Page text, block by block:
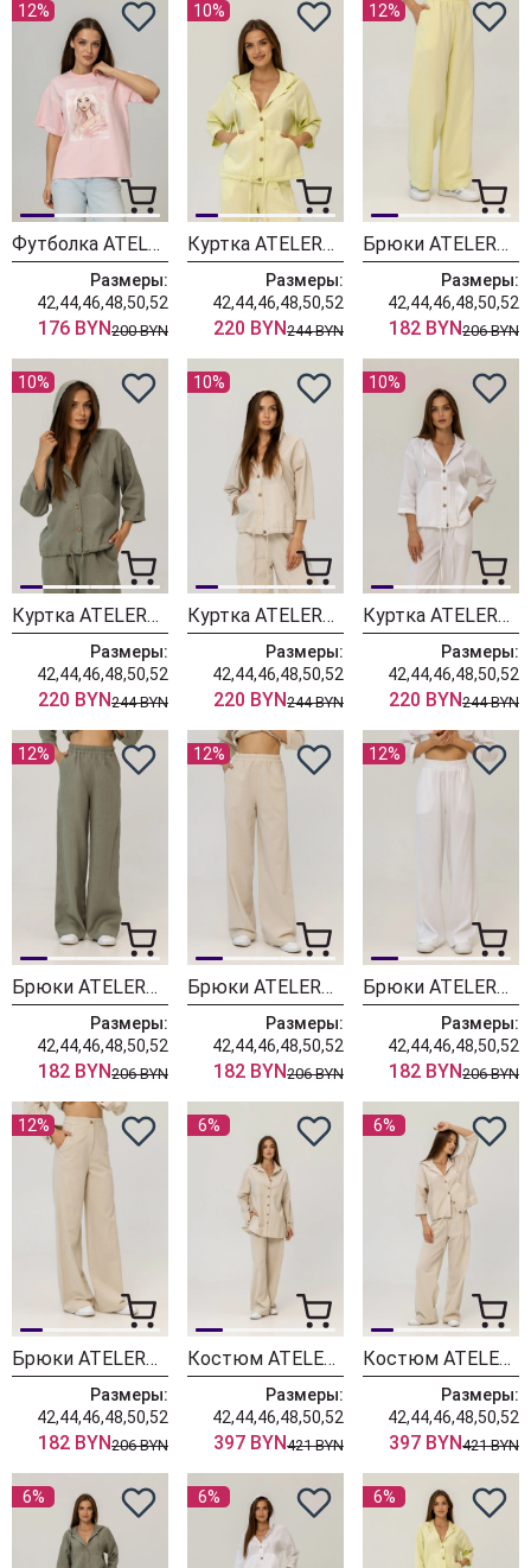
12%
Футболка ATELERO 1134 розовый
Размеры:
42,44,46,48,50,52
176 BYN200 BYN
10%
Куртка ATELERO 1133С/салатовый
Размеры:
42,44,46,48,50,52
220 BYN244 BYN
12%
Брюки ATELERO 1132С салатовый
Размеры:
42,44,46,48,50,52
182 BYN206 BYN
10%
Куртка ATELERO 1133П/полынь
Размеры:
42,44,46,48,50,52
220 BYN244 BYN
10%
Куртка ATELERO 1133Н натуральный
Размеры:
42,44,46,48,50,52
220 BYN244 BYN
10%
Куртка ATELERO 1133Б белый
Размеры:
42,44,46,48,50,52
220 BYN244 BYN
12%
Брюки ATELERO 1132П полынь
Размеры:
42,44,46,48,50,52
182 BYN206 BYN
12%
Брюки ATELERO 1132Н натуральный
Размеры:
42,44,46,48,50,52
182 BYN206 BYN
12%
Брюки ATELERO 1132Б белый
Размеры:
42,44,46,48,50,52
182 BYN206 BYN
12%
Брюки ATELERO 1056 натуральный
Размеры:
42,44,46,48,50,52
182 BYN206 BYN
6%
Костюм ATELERO 1053 натуральный
Размеры:
42,44,46,48,50,52
397 BYN421 BYN
6%
Костюм ATELERO 1131Н натуральный
Размеры:
42,44,46,48,50,52
397 BYN421 BYN
6% 6% 6%